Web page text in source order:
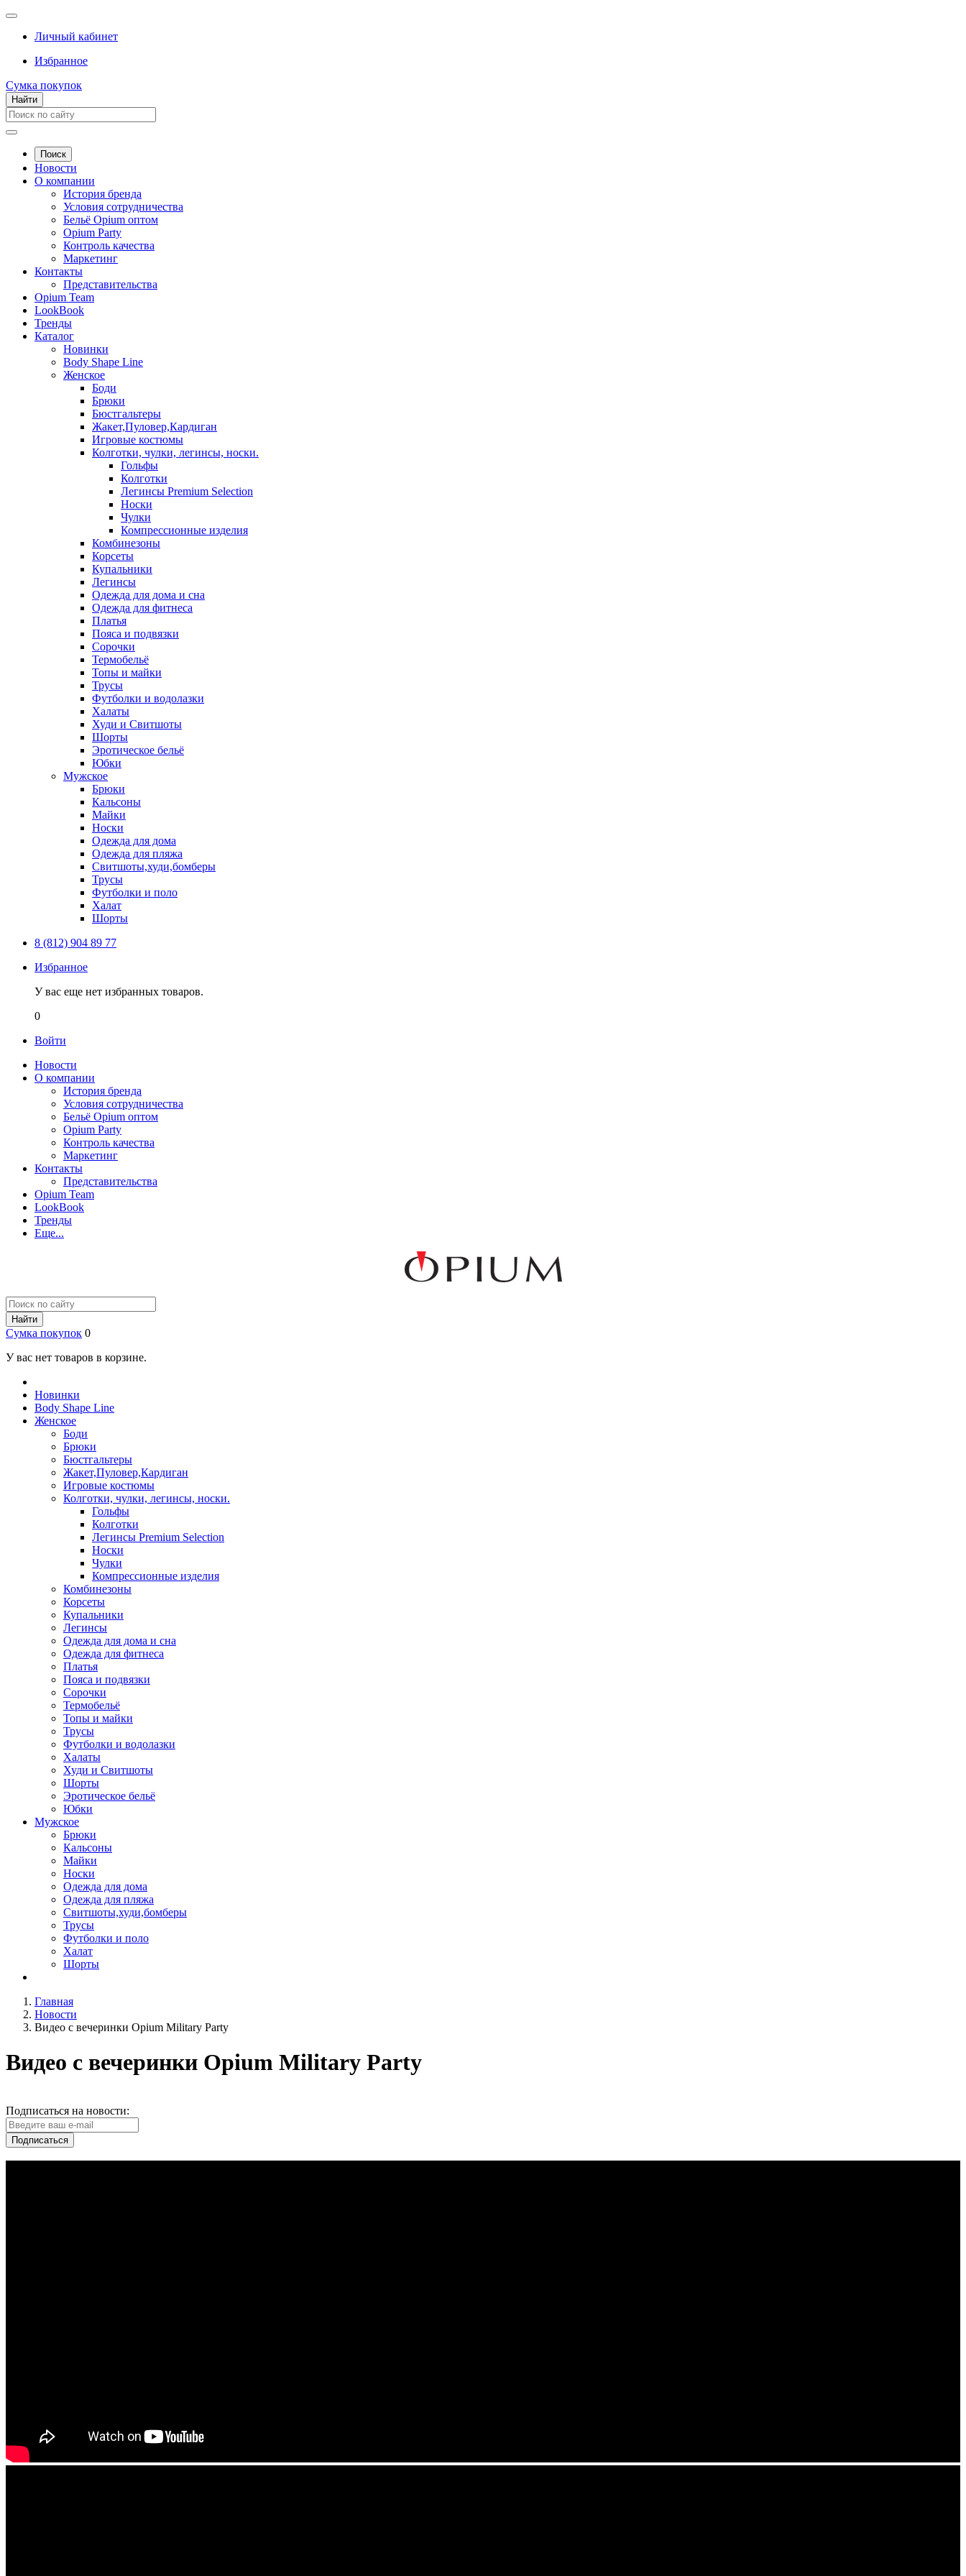
Личный кабинет
Избранное
Сумка покупок
Найти
Поиск
Новости
О компании
История бренда
Условия сотрудничества
Бельё Opium оптом
Opium Party
Контроль качества
Маркетинг
Контакты
Представительства
Opium Team
LookBook
Тренды
Каталог
Новинки
Body Shape Line
Женское
Боди
Брюки
Бюстгальтеры
Жакет,Пуловер,Кардиган
Игровые костюмы
Колготки, чулки, легинсы, носки.
Гольфы
Колготки
Легинсы Premium Selection
Носки
Чулки
Компрессионные изделия
Комбинезоны
Корсеты
Купальники
Легинсы
Одежда для дома и сна
Одежда для фитнеса
Платья
Пояса и подвязки
Сорочки
Термобельё
Топы и майки
Трусы
Футболки и водолазки
Халаты
Худи и Свитшоты
Шорты
Эротическое бельё
Юбки
Мужское
Брюки
Кальсоны
Майки
Носки
Одежда для дома
Одежда для пляжа
Свитшоты,худи,бомберы
Трусы
Футболки и поло
Халат
Шорты
8 (812) 904 89 77
Избранное
У вас еще нет избранных товаров.
0
Войти
Новости
О компании
История бренда
Условия сотрудничества
Бельё Opium оптом
Opium Party
Контроль качества
Маркетинг
Контакты
Представительства
Opium Team
LookBook
Тренды
Еще...
Найти
Сумка покупок 0
У вас нет товаров в корзине.
Новинки
Body Shape Line
Женское
Боди
Брюки
Бюстгальтеры
Жакет,Пуловер,Кардиган
Игровые костюмы
Колготки, чулки, легинсы, носки.
Гольфы
Колготки
Легинсы Premium Selection
Носки
Чулки
Компрессионные изделия
Комбинезоны
Корсеты
Купальники
Легинсы
Одежда для дома и сна
Одежда для фитнеса
Платья
Пояса и подвязки
Сорочки
Термобельё
Топы и майки
Трусы
Футболки и водолазки
Халаты
Худи и Свитшоты
Шорты
Эротическое бельё
Юбки
Мужское
Брюки
Кальсоны
Майки
Носки
Одежда для дома
Одежда для пляжа
Свитшоты,худи,бомберы
Трусы
Футболки и поло
Халат
Шорты
Главная
Новости
Видео с вечеринки Opium Military Party
Видео с вечеринки Opium Military Party
Подписаться на новости:
Подписаться